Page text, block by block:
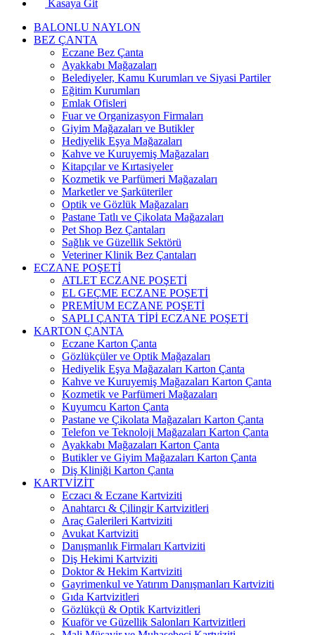
Kasaya Git
BALONLU NAYLON
BEZ ÇANTA
Eczane Bez Çanta
Ayakkabı Mağazaları
Belediyeler, Kamu Kurumları ve Siyasi Partiler
Eğitim Kurumları
Emlak Ofisleri
Fuar ve Organizasyon Firmaları
Giyim Mağazaları ve Butikler
Hediyelik Eşya Mağazaları
Kahve ve Kuruyemiş Mağazaları
Kitapçılar ve Kırtasiyeler
Kozmetik ve Parfümeri Mağazaları
Marketler ve Şarküteriler
Optik ve Gözlük Mağazaları
Pastane Tatlı ve Çikolata Mağazaları
Pet Shop Bez Çantaları
Sağlık ve Güzellik Sektörü
Veteriner Klinik Bez Çantaları
ECZANE POŞETİ
ATLET ECZANE POŞETİ
EL GEÇME ECZANE POŞETİ
PREMİUM ECZANE POŞETİ
SAPLI ÇANTA TİPİ ECZANE POŞETİ
KARTON ÇANTA
Eczane Karton Çanta
Gözlükçüler ve Optik Mağazaları
Hediyelik Eşya Mağazaları Karton Çanta
Kahve ve Kuruyemiş Mağazaları Karton Çanta
Kozmetik ve Parfümeri Mağazaları
Kuyumcu Karton Çanta
Pastane ve Çikolata Mağazaları Karton Çanta
Telefon ve Teknoloji Mağazaları Karton Çanta
Ayakkabı Mağazaları Karton Çanta
Butikler ve Giyim Mağazaları Karton Çanta
Diş Kliniği Karton Çanta
KARTVİZİT
Eczacı & Eczane Kartviziti
Anahtarcı & Çilingir Kartvizitleri
Araç Galerileri Kartviziti
Avukat Kartviziti
Danışmanlık Firmaları Kartviziti
Diş Hekimi Kartviziti
Doktor & Hekim Kartviziti
Gayrimenkul ve Yatırım Danışmanları Kartviziti
Gıda Kartvizitleri
Gözlükçü & Optik Kartvizitleri
Kuaför ve Güzellik Salonları Kartvizitleri